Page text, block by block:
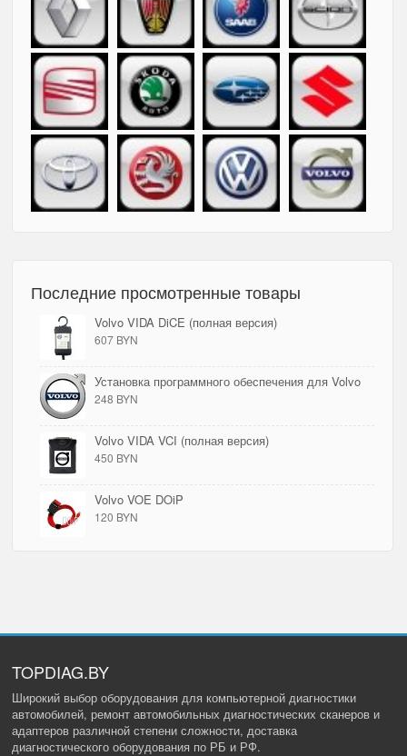
Последние просмотренные товары
Volvo VIDA DiCE (полная версия)
607 BYN
Установка программного обеспечения для Volvo
248 BYN
Volvo VIDA VCI (полная версия)
450 BYN
Volvo VOE DOiP
120 BYN
TOPDIAG.BY
Широкий выбор оборудования для компьютерной диагностики
автомобилей, ремонт автомобильных диагностических сканеров и
адаптеров различной степени сложности, доставка
диагностического оборудования по РБ и РФ.